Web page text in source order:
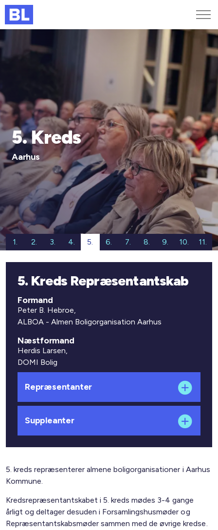
Genveje
MitBL
5. Kreds
Aarhus
5. kreds repræsenterer almene boligorganisationer i Aarhus
Kommune.
Kredsrepræsentantskabet i 5. kreds mødes 3-4 gange
årligt og deltager desuden i Forsamlingshusmøder og
Repræsentantskabsmøder sammen med de øvrige kredse.
1. 2. 3. 4. 5. 6. 7. 8. 9. 10. 11.
5. Kreds Repræsentantskab
Formand
Peter B. Hebroe,
ALBOA - Almen Boligorganisation Aarhus
Næstformand
Herdis Larsen,
DOMI Bolig
Repræsentanter
Suppleanter